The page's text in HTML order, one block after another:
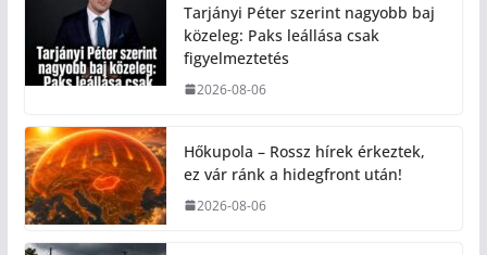
Tarjányi Péter szerint nagyobb baj
közeleg: Paks leállása csak
figyelmeztetés
2026-08-06
Hőkupola – Rossz hírek érkeztek,
ez vár ránk a hidegfront után!
2026-08-06